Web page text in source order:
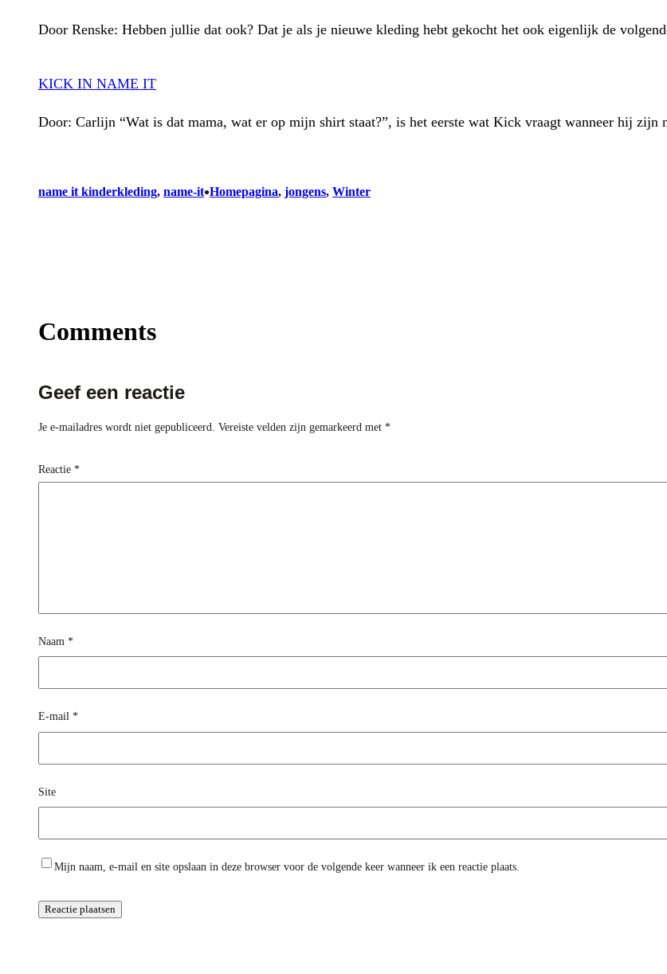
Door Renske: Hebben jullie dat ook? Dat je als je nieuwe kleding hebt gekocht het ook eigenlijk de
KICK IN NAME IT
Door: Carlijn “Wat is dat mama, wat er op mijn shirt staat?”, is het eerste wat Kick vraagt wanneer hij
name it kinderkleding, name-it•Homepagina, jongens, Winter
Comments
Geef een reactie
Je e-mailadres wordt niet gepubliceerd. Vereiste velden zijn gemarkeerd met *
Reactie *
Naam *
E-mail *
Site
Mijn naam, e-mail en site opslaan in deze browser voor de volgende keer wanneer ik een reactie plaats.